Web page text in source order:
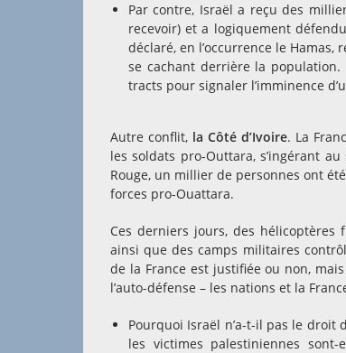
Par contre, Israël a reçu des
recevoir) et a logiquement
déclaré, en l’occurrence le
se cachant derrière la population.
tracts pour signaler l’imminence
Autre conflit, la Côté d’Ivoire. La
les soldats pro-Outtara, s’ingérant
Rouge, un millier de personnes ont
forces pro-Ouattara.
Ces derniers jours, des
ainsi que des camps militaires
de la France est justifiée ou non,
l’auto-défense – les nations et la
Pourquoi Israël n’a-t-il pas le droit
les victimes palestiniennes